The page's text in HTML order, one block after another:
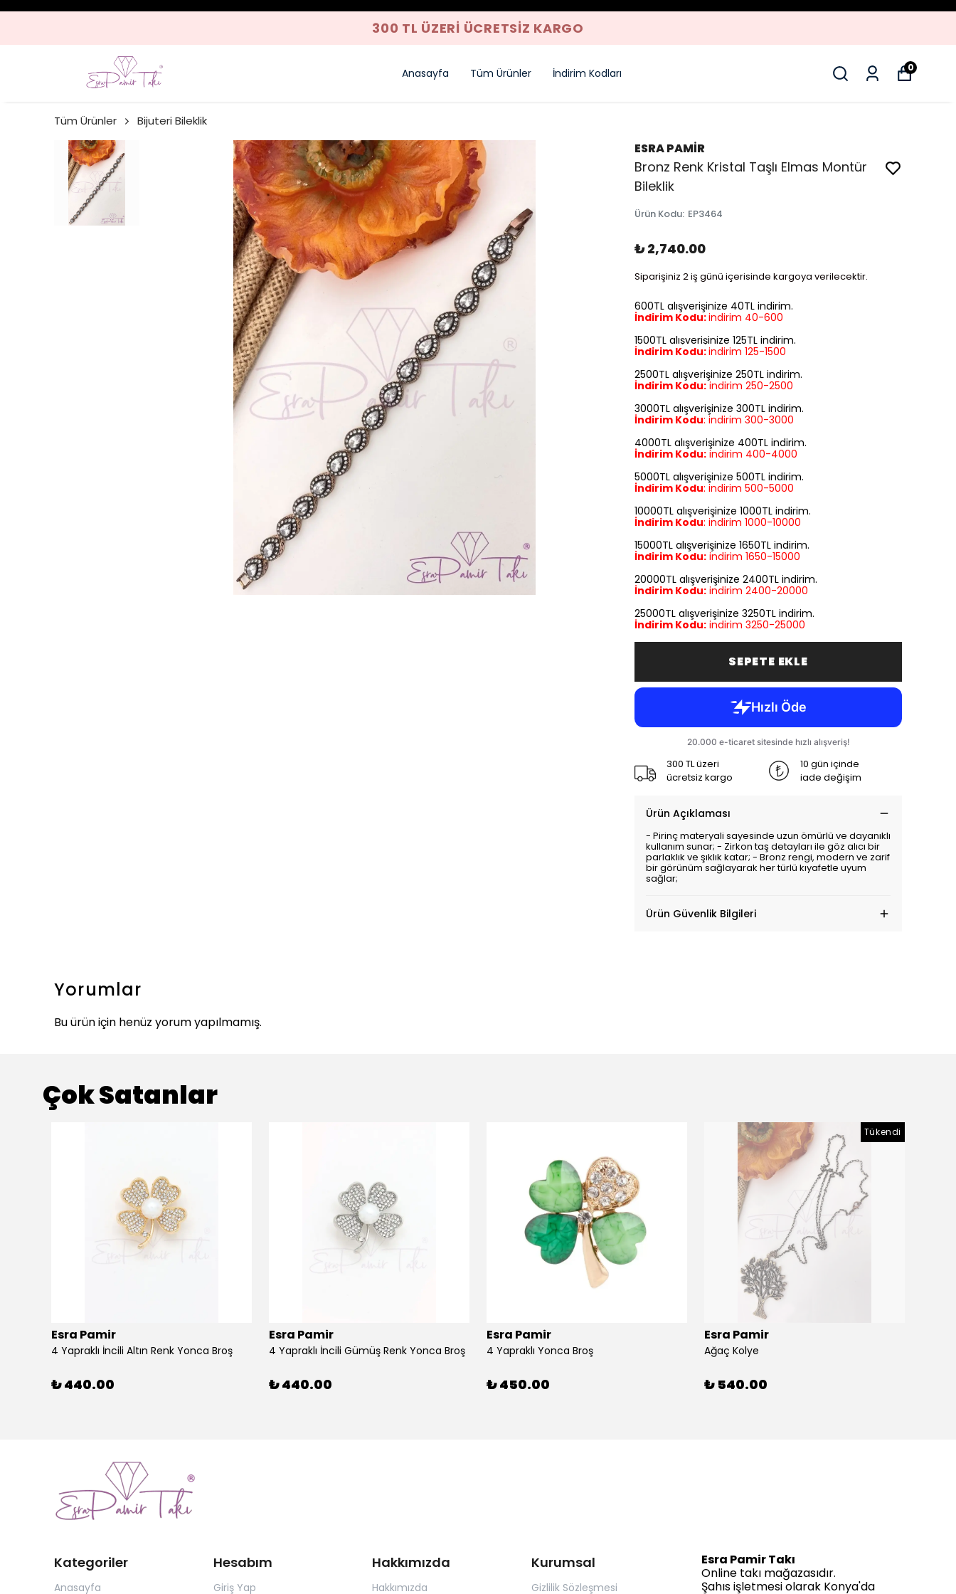
300 TL ÜZERI ÜCRETSIZ KARGO
Anasayfa Tüm Ürünler İndirim Kodları 0
Tüm Ürünler Bijuteri Bileklik
ESRA PAMİR
Bronz Renk Kristal Taşlı Elmas Montür
Bileklik
Ürün Kodu: EP3464
₺ 2,740.00
Siparişiniz 2 iş günü içerisinde kargoya verilecektir.
600TL alışverişinize 40TL indirim.
İndirim Kodu:indirim 40-600
1500TL alışverişinize 125TL indirim.
İndirim Kodu:indirim 125-1500
2500TL alışverişinize 250TL indirim.
İndirim Kodu: indirim 250-2500
3000TL alışverişinize 300TL indirim.
İndirim Kodu: indirim 300-3000
4000TL alışverişinize 400TL indirim.
İndirim Kodu: indirim 400-4000
5000TL alışverişinize 500TL indirim.
İndirim Kodu: indirim 500-5000
10000TL alışverişinize 1000TL indirim.
İndirim Kodu: indirim 1000-10000
15000TL alışverişinize 1650TL indirim.
İndirim Kodu: indirim 1650-15000
20000TL alışverişinize 2400TL indirim.
İndirim Kodu: indirim 2400-20000
25000TL alışverişinize 3250TL indirim.
İndirim Kodu: indirim 3250-25000
SEPETE EKLE
300 TL üzeri
ücretsiz kargo
10 gün içinde
iade değişim
Ürün Açıklaması
- Pirinç materyali sayesinde uzun ömürlü ve dayanıklı
kullanım sunar; - Zirkon taş detayları ile göz alıcı bir
parlaklık ve şıklık katar; - Bronz rengi, modern ve zarif
bir görünüm sağlayarak her türlü kıyafetle uyum
sağlar;
Ürün Güvenlik Bilgileri
Yorumlar
Bu ürün için henüz yorum yapılmamış.
Çok Satanlar
Esra Pamir
4 Yapraklı İncili Altın Renk Yonca Broş
₺ 440.00
Esra Pamir
4 Yapraklı İncili Gümüş Renk Yonca Broş
₺ 440.00
Esra Pamir
4 Yapraklı Yonca Broş
₺ 450.00
Tükendi
Esra Pamir
Ağaç Kolye
₺ 540.00
Kategoriler
Anasayfa
Hesabım
Giriş Yap
Hakkımızda
Hakkımızda
Kurumsal
Gizlilik Sözleşmesi
Esra Pamir Takı
Online takı mağazasıdır.
Şahıs işletmesi olarak Konya'da